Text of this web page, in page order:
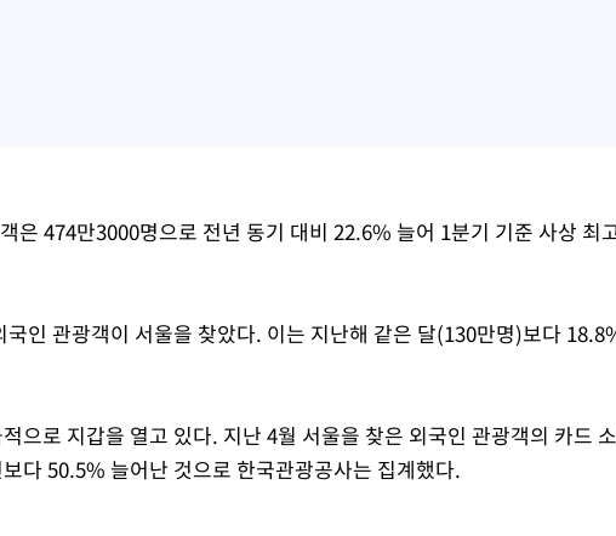
은 474만3000명으로 전년 동기 대비 22.6% 늘어 1분기 기준 사상 최
인 관광객이 서울을 찾았다. 이는 지난해 같은 달(130만명)보다
으로 지갑을 열고 있다. 지난 4월 서울을 찾은 외국인 관광객의 카드
다 50.5% 늘어난 것으로 한국관광공사는 집계했다.